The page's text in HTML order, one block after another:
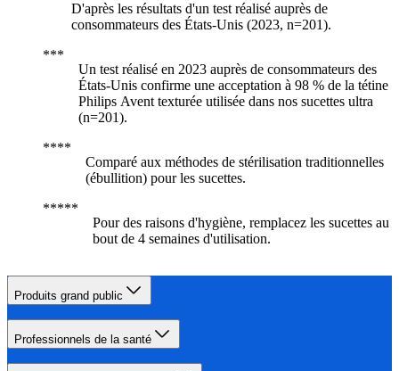
D'après les résultats d'un test réalisé auprès de
consommateurs des États-Unis (2023, n=201).
Un test réalisé en 2023 auprès de consommateurs des
États-Unis confirme une acceptation à 98 % de la tétine
Philips Avent texturée utilisée dans nos sucettes ultra
(n=201).
Comparé aux méthodes de stérilisation traditionnelles
(ébullition) pour les sucettes.
Pour des raisons d'hygiène, remplacez les sucettes au
bout de 4 semaines d'utilisation.
Produits grand public
Professionnels de la santé